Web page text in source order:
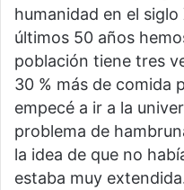
humanidad en el
últimos 50 años
población tiene tres
30 % más de comida
empecé a ir a la
problema de
la idea de que no
estaba muy